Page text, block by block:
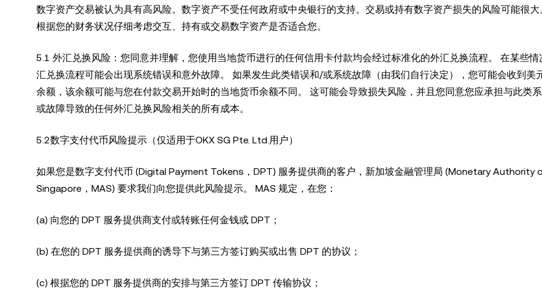
数字资产交易被认为具有高风险。数字资产不受任何政府或中央银行的支持。交易或持有数字资产损失的风险可能很
根据您的财务状况仔细考虑交互、持有或交易数字资产是否适合您。
5.1 外汇兑换风险：您同意并理解，您使用当地货币进行的任何信用卡付款均会经过标准化的外汇兑换流程。 在某些情
汇兑换流程可能会出现系统错误和意外故障。 如果发生此类错误和/或系统故障（由我们自行决定），您可能会收到美
余额，该余额可能与您在付款交易开始时的当地货币余额不同。 这可能会导致损失风险，并且您同意您应承担与此类
或故障导致的任何外汇兑换风险相关的所有成本。
5.2数字支付代币风险提示（仅适用于OKX SG Pte. Ltd.用户）
如果您是数字支付代币 (Digital Payment Tokens，DPT) 服务提供商的客户，新加坡金融管理局 (Monetary Authority
Singapore，MAS) 要求我们向您提供此风险提示。 MAS 规定，在您：
(a) 向您的 DPT 服务提供商支付或转账任何金钱或 DPT；
(b) 在您的 DPT 服务提供商的诱导下与第三方签订购买或出售 DPT 的协议；
(c) 根据您的 DPT 服务提供商的安排与第三方签订 DPT 传输协议；